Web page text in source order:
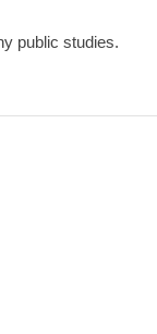
public studies.